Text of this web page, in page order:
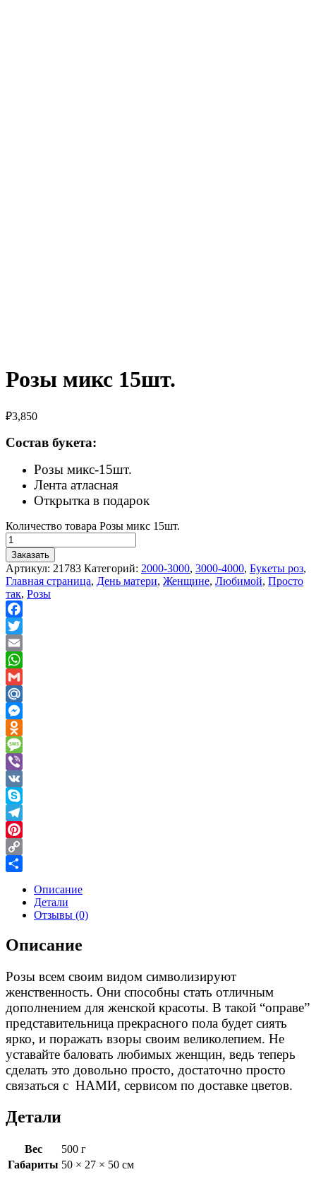
Розы микс 15шт.
₽3,850
Состав букета:
Розы микс-15шт.
Лента атласная
Открытка в подарок
Количество товара Розы микс 15шт.
Заказать
Артикул: 21783 Категорий: 2000-3000, 3000-4000, Букеты роз,
Главная страница, День матери, Женщине, Любимой, Просто
так, Розы
Facebook
Twitter
Email
WhatsApp
Gmail
Mail.Ru
Messenger
Odnoklassniki
Message
Viber
VK
Skype
Telegram
Pinterest
Copy
Описание
Детали
Отзывы (0)
Описание
Розы всем своим видом символизируют
женственность. Они способны стать отличным
дополнением для женской красоты. В такой “оправе”
представительница прекрасного пола будет сиять
ярко, и поражать взоры своим великолепием. Не
уставайте баловать любимых женщин, ведь теперь
сделать это довольно просто, достаточно просто
связаться с НАМИ, сервисом по доставке цветов.
Детали
Вес
500 г
Габариты 50 × 27 × 50 см